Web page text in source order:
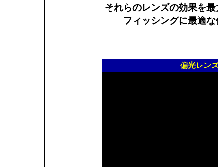
それらのレンズの効果を
フィッシングに最適
偏光レン